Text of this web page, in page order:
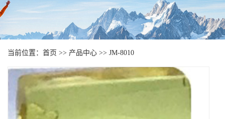
当前位置： 首页 >> 产品中心 >> JM-8010